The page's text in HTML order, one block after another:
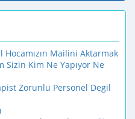
Hocamızın Mailini Aktarmak
Sizin Kim Ne Yapıyor Ne
Zorunlu Personel Degil